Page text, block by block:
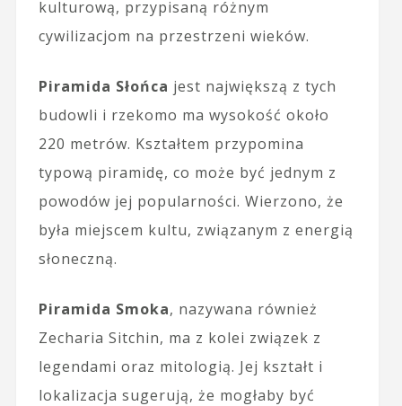
kulturową, przypisaną różnym
cywilizacjom na przestrzeni wieków.
Piramida Słońca jest największą z tych
budowli i rzekomo ma wysokość około
220 metrów. Kształtem przypomina
typową piramidę, co może być jednym z
powodów jej popularności. Wierzono, że
była miejscem kultu, związanym z energią
słoneczną.
Piramida Smoka, nazywana również
Zecharia Sitchin, ma z kolei związek z
legendami oraz mitologią. Jej kształt i
lokalizacja sugerują, że mogłaby być